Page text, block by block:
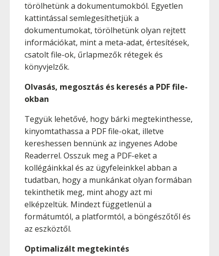
törölhetünk a dokumentumokból. Egyetlen
kattintással semlegesíthetjük a
dokumentumokat, törölhetünk olyan rejtett
információkat, mint a meta-adat, értesítések,
csatolt file-ok, űrlapmezők rétegek és
könyvjelzők.
Olvasás, megosztás és keresés a PDF file-
okban
Tegyük lehetővé, hogy bárki megtekinthesse,
kinyomtathassa a PDF file-okat, illetve
kereshessen bennünk az ingyenes Adobe
Readerrel. Osszuk meg a PDF-eket a
kollégáinkkal és az ügyfeleinkkel abban a
tudatban, hogy a munkánkat olyan formában
tekinthetik meg, mint ahogy azt mi
elképzeltük. Mindezt függetlenül a
formátumtól, a platformtól, a böngészőtől és
az eszköztől.
Optimalizált megtekintés